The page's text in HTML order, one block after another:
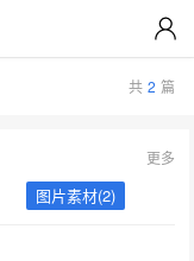
共 2 篇
图片素材(2)
更多